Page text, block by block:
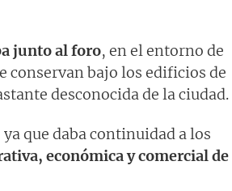
junto al foro, en el entorno de
conservan bajo los edificios de
desconocida de la ciudad.
que daba continuidad a los
económica y comercial de